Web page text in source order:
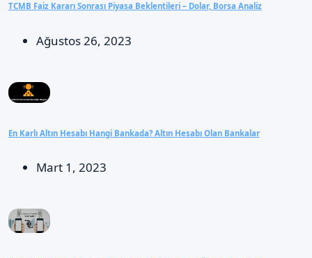
TCMB Faiz Kararı Sonrası Piyasa Beklentileri – Dolar, Borsa Analiz
Ağustos 26, 2023
En Karlı Altın Hesabı Hangi Bankada? Altın Hesabı Olan Bankalar
Mart 1, 2023